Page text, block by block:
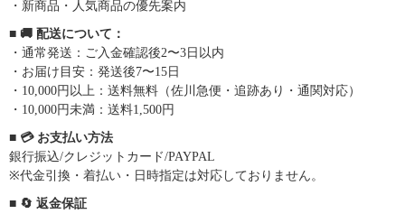
・新商品・人気商品の優先案内
■ 🚚 配送について：
・通常発送：ご入金確認後2〜3日以内
・お届け目安：発送後7〜15日
・10,000円以上：送料無料（佐川急便・追跡あり・通関対応）
・10,000円未満：送料1,500円
■ 💳 お支払い方法
銀行振込/クレジットカード/PAYPAL
※代金引換・着払い・日時指定は対応しておりません。
■ 🔄 返金保証